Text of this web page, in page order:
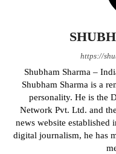
https://
Shubham Sharma –
Shubham Sharma is a
personality. He is the
Network Pvt. Ltd. and
news website established
digital journalism, he has